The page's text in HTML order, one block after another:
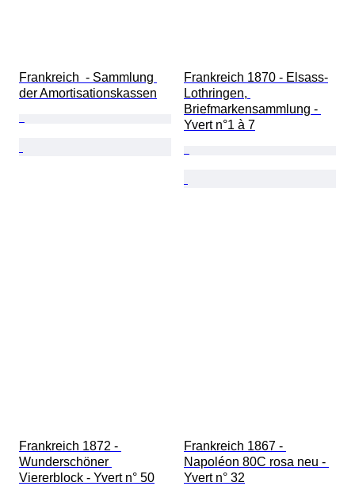
Frankreich  - Sammlung
der Amortisationskassen
Frankreich 1870 - Elsass-
Lothringen,
Briefmarkensammlung -
Yvert n°1 à 7
Frankreich 1872 -
Wunderschöner
Viererblock - Yvert n° 50
Frankreich 1867 -
Napoléon 80C rosa neu -
Yvert n° 32